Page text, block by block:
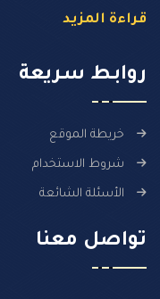
قراءة المزيد
روابـط سـريعة
خريطة الموقع
شروط الاستخدام
الأسئلة الشائعة
تواصل معنا